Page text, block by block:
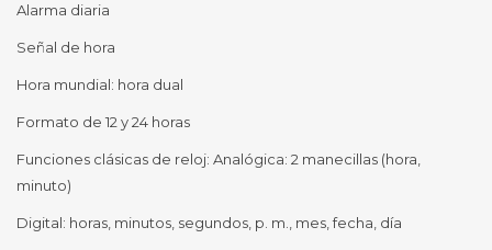
Alarma diaria
Señal de hora
Hora mundial: hora dual
Formato de 12 y 24 horas
Funciones clásicas de reloj: Analógica: 2 manecillas (hora,
minuto)
Digital: horas, minutos, segundos, p. m., mes, fecha, día